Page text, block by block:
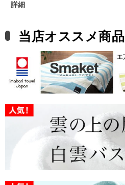
詳細
当店オススメ商品